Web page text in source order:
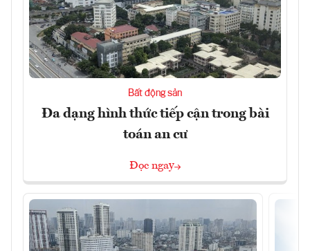
Bất động sản
Đa dạng hình thức tiếp cận trong bài
toán an cư
Đọc ngay